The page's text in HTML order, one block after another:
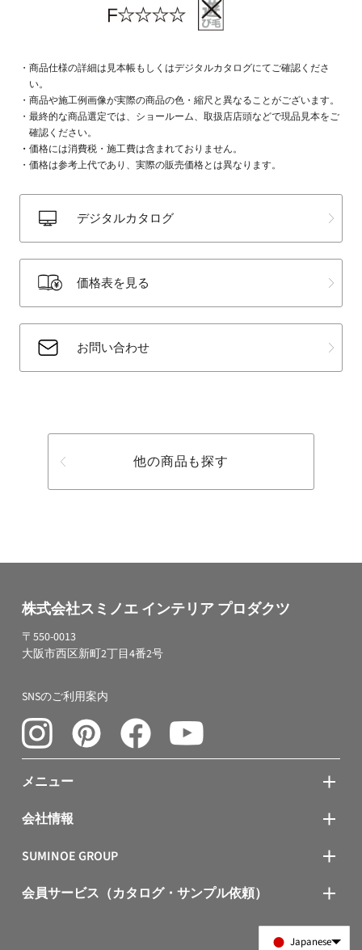
商品仕様の詳細は見本帳もしくはデジタルカタログにてご確認くださ
い。
商品や施工例画像が実際の商品の色・縮尺と異なることがございます。
最終的な商品選定では、ショールーム、取扱店店頭などで現品見本をご
確認ください。
価格には消費税・施工費は含まれておりません。
価格は参考上代であり、実際の販売価格とは異なります。
デジタルカタログ
価格表を見る
お問い合わせ
他の商品も探す
株式会社スミノエ インテリア プロダクツ
〒550-0013
大阪市西区新町2丁目4番2号
SNSのご利用案内
メニュー
会社情報
SUMINOE GROUP
会員サービス（カタログ・サンプル依頼）
Japanese